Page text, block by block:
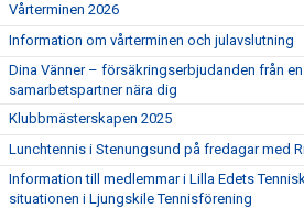
Vårterminen 2026
Information om vårterminen och julavslutning
Dina Vänner – försäkringserbjudanden från en
samarbetspartner nära dig
Klubbmästerskapen 2025
Lunchtennis i Stenungsund på fredagar med
Information till medlemmar i Lilla Edets
situationen i Ljungskile Tennisförening